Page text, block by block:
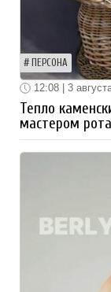
ПЕРСОНА
12:08 | 3
Тепло
мастером